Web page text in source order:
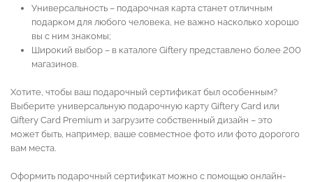
Универсальность – подарочная карта станет отличным
подарком для любого человека, не важно насколько хорошо
вы с ним знакомы;
Широкий выбор – в каталоге Giftery представлено более 200
магазинов.
Хотите, чтобы ваш подарочный сертификат был особенным?
Выберите универсальную подарочную карту Giftery Card или
Giftery Card Premium и загрузите собственный дизайн – это
может быть, например, ваше совместное фото или фото дорогого
вам места.
Оформить подарочный сертификат можно с помощью онлайн-